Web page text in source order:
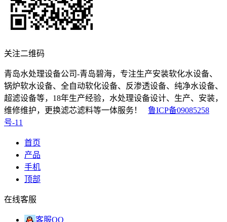
关注二维码
青岛水处理设备公司-青岛碧海，专注生产安装软化水设备、
锅炉软水设备、全自动软化设备、反渗透设备、纯净水设备、
超滤设备等，18年生产经验，水处理设备设计、生产、安装，
维修维护，更换滤芯滤料等一体服务！ 鲁ICP备09085258
号-11
首页
产品
手机
顶部
在线客服
客服QQ